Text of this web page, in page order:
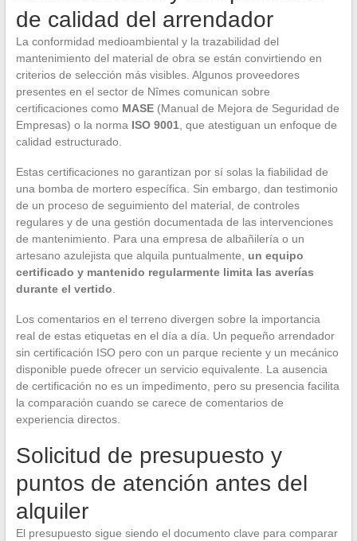
de calidad del arrendador
La conformidad medioambiental y la trazabilidad del
mantenimiento del material de obra se están convirtiendo en
criterios de selección más visibles. Algunos proveedores
presentes en el sector de Nîmes comunican sobre
certificaciones como MASE(Manual de Mejora de Seguridad de
Empresas) o la norma ISO 9001, que atestiguan un enfoque de
calidad estructurado.
Estas certificaciones no garantizan por sí solas la fiabilidad de
una bomba de mortero específica. Sin embargo, dan testimonio
de un proceso de seguimiento del material, de controles
regulares y de una gestión documentada de las intervenciones
de mantenimiento. Para una empresa de albañilería o un
artesano azulejista que alquila puntualmente, un equipo
certificado y mantenido regularmente limita las averías
durante el vertido.
Los comentarios en el terreno divergen sobre la importancia
real de estas etiquetas en el día a día. Un pequeño arrendador
sin certificación ISO pero con un parque reciente y un mecánico
disponible puede ofrecer un servicio equivalente. La ausencia
de certificación no es un impedimento, pero su presencia facilita
la comparación cuando se carece de comentarios de
experiencia directos.
Solicitud de presupuesto y
puntos de atención antes del
alquiler
El presupuesto sigue siendo el documento clave para comparar